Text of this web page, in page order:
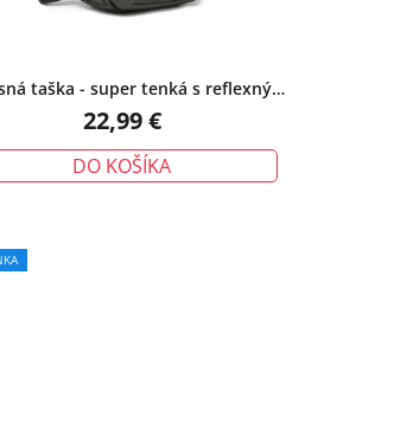
taška - super tenká s reflexným
prúžkom, zelená
22,99 €
DO KOŠÍKA